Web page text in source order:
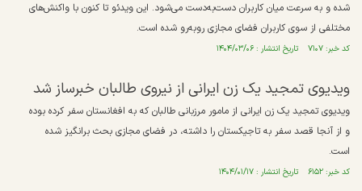
شده و به سرعت میان کاربران دست‌به‌دست می‌شود. این ویدئو تا کنون با واکنش‌های
مختلفی از سوی کاربران فضای مجازی روبه‌رو شده است.
کد خبر: ۷۱۰۷ تاریخ انتشار : ۱۴۰۴/۰۳/۰۶
ویدیوی تمجید یک زن ایرانی از نیروی طالبان خبرساز شد
ویدیوی تمجید یک زن ایرانی از مامور مرزبانی طالبان که به افغانستان سفر کرده بوده
و از آنجا قصد سفر به تاجیکستان را داشته، در فضای مجازی بحث برانگیز شده
است.
کد خبر: ۶۱۵۲ تاریخ انتشار : ۱۴۰۴/۰۱/۱۷